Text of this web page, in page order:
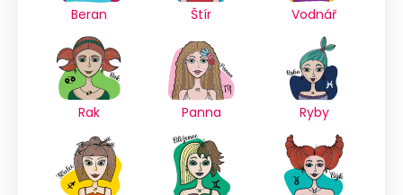
Beran Štír Vodnář
Rak Panna Ryby